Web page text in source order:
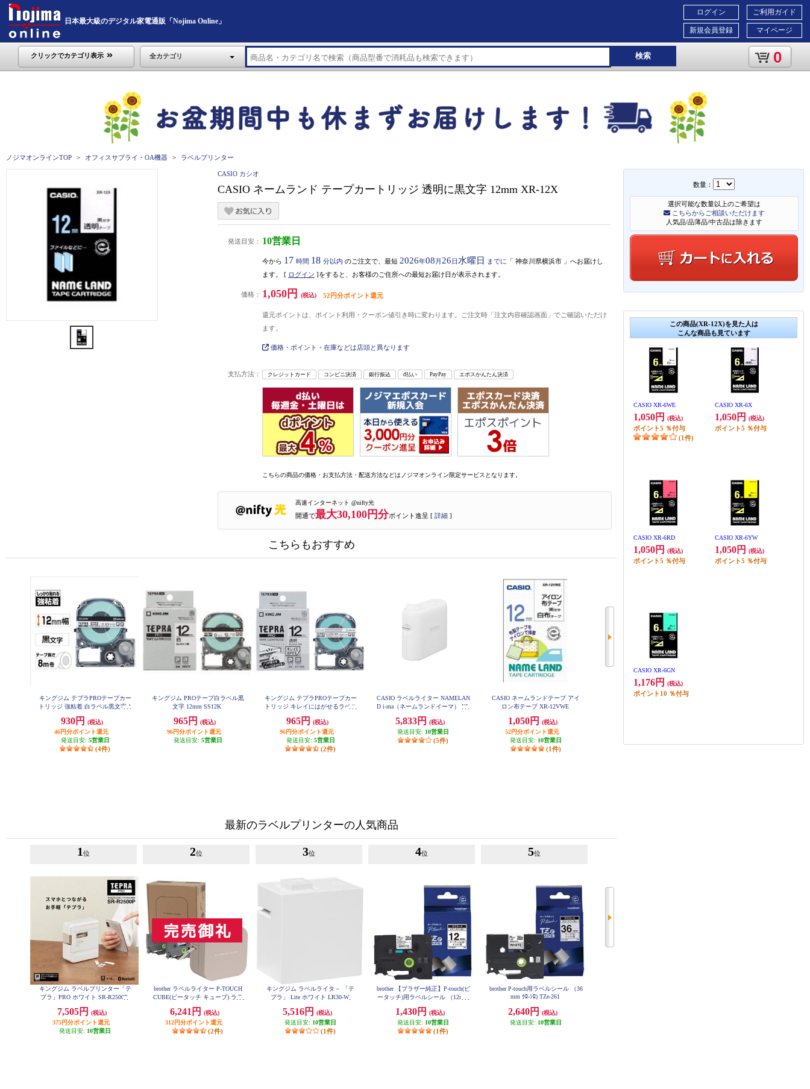
日本最大級のデジタル家電通販「Nojima Online」
ご利用ガイド
マイページ
ログイン
新規会員登録
クリックでカテゴリ表示 全カテゴリ 検索 0
ノジマオンラインTOP オフィスサプライ・OA機器 ラベルプリンター
数量：
選択可能な数量以上のご希望は
こちらからご相談いただけます
人気品/品薄品/中古品は除きます
この商品(XR-12X)を見た人は
こんな商品も見ています
CASIO XR-6WE
1,050円 (税込)
ポイント5 ％付与
(1件)
CASIO XR-6X
1,050円 (税込)
ポイント5 ％付与
CASIO XR-6RD
1,050円 (税込)
ポイント5 ％付与
CASIO XR-6YW
1,050円 (税込)
ポイント5 ％付与
CASIO XR-6GN
1,176円 (税込)
ポイント 10 ％付与
CASIO カシオ
CASIO ネームランド テープカートリッジ 透明に黒文字 12mm XR-12X
発送目安： 10営業日
今から 17 時間 18 分以内 のご注文で、最短 2026年08 月 26日 水曜日 までに 「 神奈川県横浜市 」 へお届けし
ます。 [ ログイン ]をすると、お客様のご住所への最短お届け日が表示されます。
価格： 1,050円 (税込) 52円分ポイント還元
還元ポイントは、ポイント利用・クーポン値引き時に変わります。ご注文時「注文内容確認画面」でご確認いただけ
ます。
価格・ポイント・在庫などは店頭と異なります
支払方法： クレジットカード コンビニ決済 銀行振込 d払い PayPay エポスかんたん決済
こちらの商品の価格・お支払方法・配送方法などはノジマオンライン限定サービスとなります。
高速インターネット @nifty光
開通で最大30,100円分ポイント進呈 [ 詳細 ]
こちらもおすすめ
キングジム テプラPROテープカー
トリッジ 強粘着 白ラベル黒文字 1
930円
(税込)
46円分ポイント還元
発送目安: 5営業日
(4件)
キングジム PROテープ白ラベル黒
文字 12mm SS12K
965円
(税込)
96円分ポイント還元
発送目安: 5営業日
キングジム テプラPROテープカー
トリッジ キレイにはがせるラベル
965円
(税込)
96円分ポイント還元
発送目安: 5営業日
(2件)
CASIO ラベルライター NAMELAN
D i-ma（ネームランドイーマ） KL
5,833円
(税込)
発送目安: 10営業日
(5件)
CASIO ネームランドテープ アイ
ロン布テープ XR-12VWE
1,050円
(税込)
52円分ポイント還元
発送目安: 10営業日
(1件)
CASIO ラベルライター NAMELAN
最新のラベルプリンターの人気商品
1 位
キングジム ラベルプリンター「テ
プラ」PRO ホワイト SR-R2500P
7,505円
(税込)
375円分ポイント還元
発送目安: 10営業日
2位
brother ラベルライター P-TOUCH
CUBE(ピータッチ キューブ) ラテ
ープ対応 PT-P300BTLT
6,241円
(税込)
312円分ポイント還元
(2件)
3位
キングジム ラベルライタ－ 「テ
プラ」 Lite ホワイト LR30-W
5,516円
(税込)
発送目安: 10営業日
(1件)
4位
brother 【ブラザー純正】P-touch(ピ
ータッチ)用ラベルシール （12mm
1,430円
(税込)
発送目安: 10営業日
(1件)
5位
brother P-touch用ラベルシール （36
mm ｸﾛ-ｼﾛ) TZe-261
2,640円
(税込)
発送目安: 10営業日